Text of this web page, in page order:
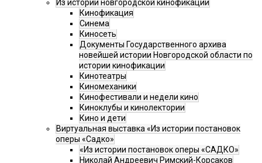
Из истории новгородской кинофикации
Кинофикация
Синема
Киносеть
Документы Государственного архива
новейшей истории Новгородской области по
истории кинофикации
Кинотеатры
Киномеханики
Кинофестивали и недели кино
Киноклубы и кинолектории
Кино и дети
Виртуальная выставка «Из истории постановок
оперы «Садко»
«Из истории постановок оперы «САДКО»
Николай Андреевич Римский-Корсаков